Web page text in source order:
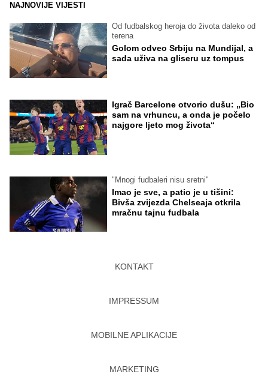
NAJNOVIJE VIJESTI
Od fudbalskog heroja do života daleko od
terena
Golom odveo Srbiju na Mundijal, a
sada uživa na gliseru uz tompus
Igrač Barcelone otvorio dušu: „Bio
sam na vrhuncu, a onda je počelo
najgore ljeto mog života“
"Mnogi fudbaleri nisu sretni"
Imao je sve, a patio je u tišini:
Bivša zvijezda Chelseaja otkrila
mračnu tajnu fudbala
KONTAKT
IMPRESSUM
MOBILNE APLIKACIJE
MARKETING